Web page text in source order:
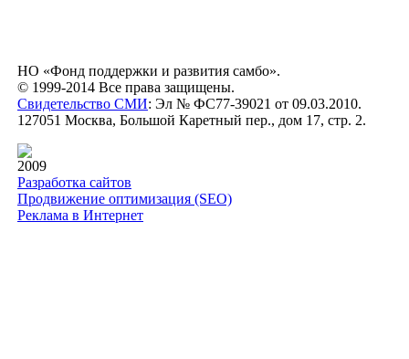
НО «Фонд поддержки и развития самбо».
© 1999-2014 Все права защищены.
Свидетельство СМИ: Эл № ФС77-39021 от 09.03.2010.
127051 Москва, Большой Каретный пер., дом 17, стр. 2.
2009
Разработка сайтов
Продвижение оптимизация (SEO)
Реклама в Интернет